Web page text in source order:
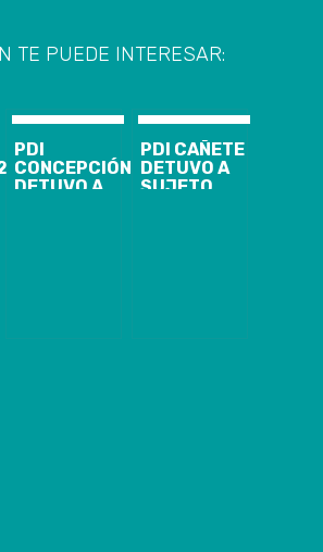
TE PUEDE INTERESAR:
PDI
CONCEPCIÓN
DETUVO A
PDI CAÑETE
DETUVO A
SUJETO